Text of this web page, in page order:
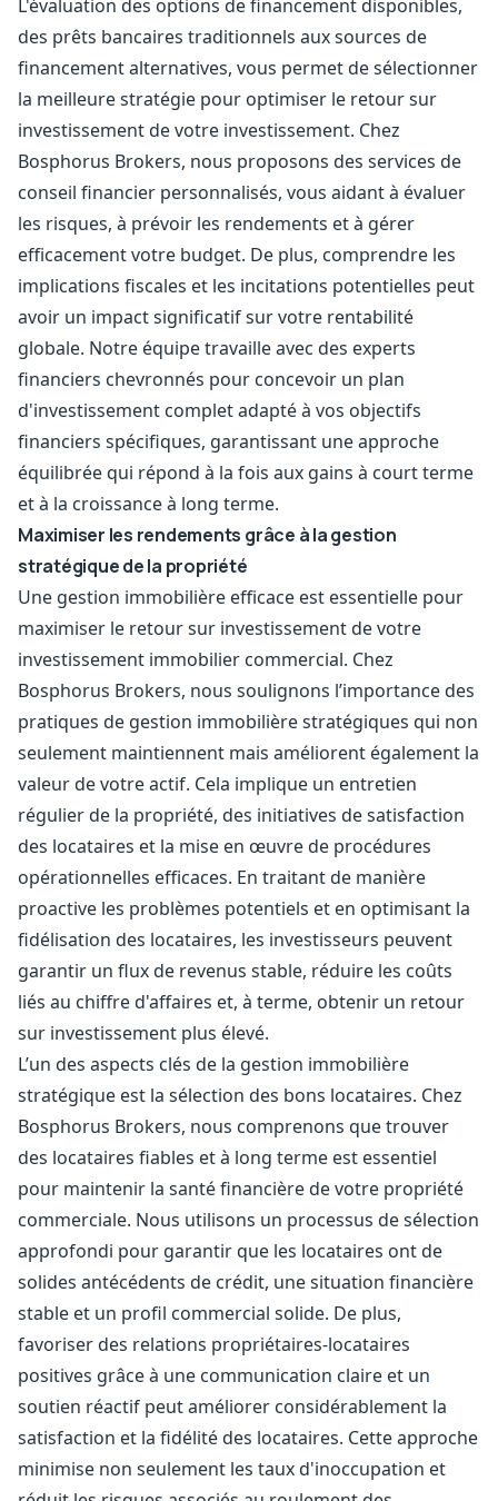
L'évaluation des options de financement disponibles,
des prêts bancaires traditionnels aux sources de
financement alternatives, vous permet de sélectionner
la meilleure stratégie pour optimiser le retour sur
investissement de votre investissement. Chez
Bosphorus Brokers, nous proposons des services de
conseil financier personnalisés, vous aidant à évaluer
les risques, à prévoir les rendements et à gérer
efficacement votre budget. De plus, comprendre les
implications fiscales et les incitations potentielles peut
avoir un impact significatif sur votre rentabilité
globale. Notre équipe travaille avec des experts
financiers chevronnés pour concevoir un plan
d'investissement complet adapté à vos objectifs
financiers spécifiques, garantissant une approche
équilibrée qui répond à la fois aux gains à court terme
et à la croissance à long terme.
Maximiser les rendements grâce à la gestion
stratégique de la propriété
Une gestion immobilière efficace est essentielle pour
maximiser le retour sur investissement de votre
investissement immobilier commercial. Chez
Bosphorus Brokers, nous soulignons l’importance des
pratiques de gestion immobilière stratégiques qui non
seulement maintiennent mais améliorent également la
valeur de votre actif. Cela implique un entretien
régulier de la propriété, des initiatives de satisfaction
des locataires et la mise en œuvre de procédures
opérationnelles efficaces. En traitant de manière
proactive les problèmes potentiels et en optimisant la
fidélisation des locataires, les investisseurs peuvent
garantir un flux de revenus stable, réduire les coûts
liés au chiffre d'affaires et, à terme, obtenir un retour
sur investissement plus élevé.
L’un des aspects clés de la gestion immobilière
stratégique est la sélection des bons locataires. Chez
Bosphorus Brokers, nous comprenons que trouver
des locataires fiables et à long terme est essentiel
pour maintenir la santé financière de votre propriété
commerciale. Nous utilisons un processus de sélection
approfondi pour garantir que les locataires ont de
solides antécédents de crédit, une situation financière
stable et un profil commercial solide. De plus,
favoriser des relations propriétaires-locataires
positives grâce à une communication claire et un
soutien réactif peut améliorer considérablement la
satisfaction et la fidélité des locataires. Cette approche
minimise non seulement les taux d'inoccupation et